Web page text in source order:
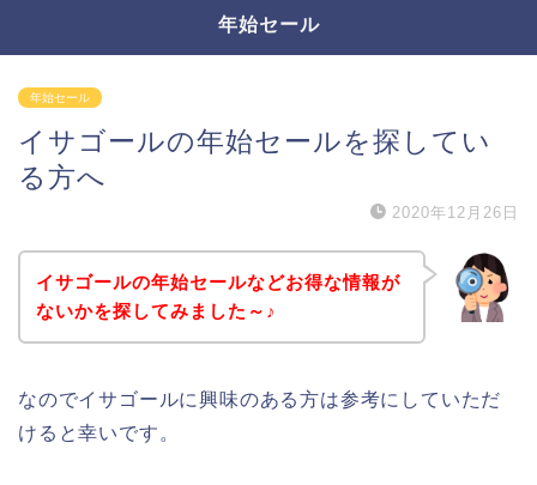
年始セール
年始セール
イサゴールの年始セールを探してい
る方へ
2020年12月26日
イサゴールの年始セールなどお得な情報が
ないかを探してみました～♪
なのでイサゴールに興味のある方は参考にしていただ
けると幸いです。